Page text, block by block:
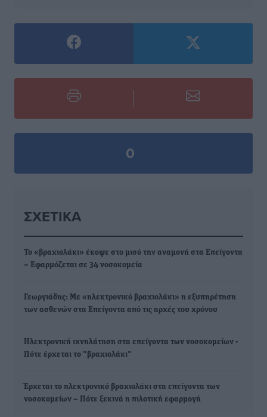
0
ΣΧΕΤΙΚΆ
Το «βραχιολάκι» έκοψε στο μισό την αναμονή στα Επείγοντα
– Εφαρμόζεται σε 34 νοσοκομεία
Γεωργιάδης: Με «ηλεκτρονικό βραχιολάκι» η εξυπηρέτηση
των ασθενών στα Επείγοντα από τις αρχές του χρόνου
Ηλεκτρονική ιχνηλάτηση στα επείγοντα των νοσοκομείων -
Πότε έρχεται το "βραχιολάκι"
Έρχεται το ηλεκτρονικό βραχιολάκι στα επείγοντα των
νοσοκομείων – Πότε ξεκινά η πιλοτική εφαρμογή